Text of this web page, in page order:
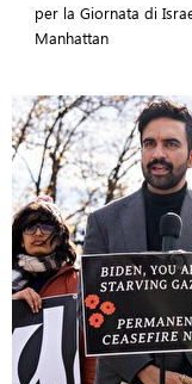
per la Giornata di
Manhattan